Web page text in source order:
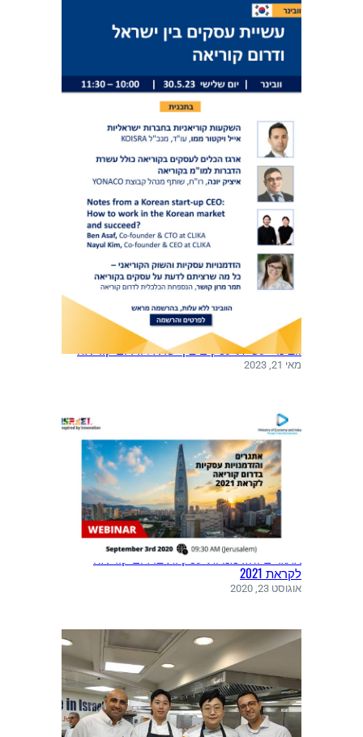
וובינר: עשיית עסקים בין ישראל ודרום קוריאה
מאי 21, 2023
אתגרים והזדמנויות עסקיות בדרום קוריאה
לקראת 2021
אוגוסט 23, 2020